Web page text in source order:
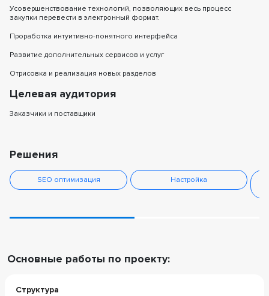
Усовершенствование технологий, позволяющих весь процесс
закупки перевести в электронный формат.
Проработка интуитивно-понятного интерфейса
Развитие дополнительных сервисов и услуг
Отрисовка и реализация новых разделов
Целевая аудитория
Заказчики и поставщики
Решения
SEO оптимизация Настройка
Основные работы по проекту:
Структура